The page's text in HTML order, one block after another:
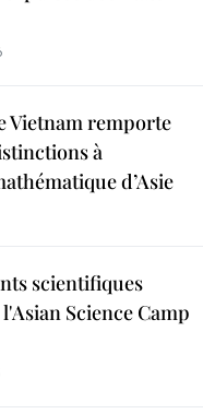
Vietnam remporte
à
d’Asie
scientifiques
Science Camp